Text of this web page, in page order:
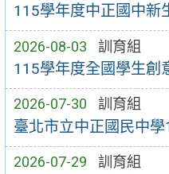
115學年度中正國中新
2026-08-03 訓育組
115學年度全國學生創
2026-07-30 訓育組
臺北市立中正國民中
2026-07-29 訓育組